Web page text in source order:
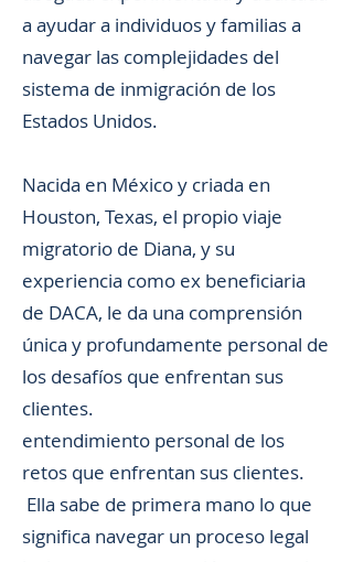
a ayudar a individuos y familias a
navegar las complejidades del
sistema de inmigración de los
Estados Unidos.
Nacida en México y criada en
Houston, Texas, el propio viaje
migratorio de Diana, y su
experiencia como ex beneficiaria
de DACA, le da una comprensión
única y profundamente personal de
los desafíos que enfrentan sus
clientes.
entendimiento personal de los
retos que enfrentan sus clientes.
Ella sabe de primera mano lo que
significa navegar un proceso legal